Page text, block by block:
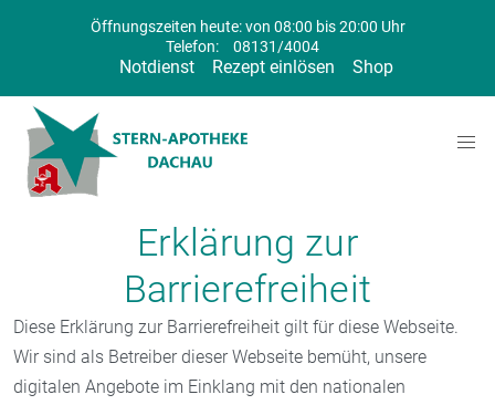
Öffnungszeiten heute: von 08:00 bis 20:00 Uhr
Telefon:
08131/4004
Notdienst Rezept einlösen Shop
Erklärung zur
Barrierefreiheit
Diese Erklärung zur Barrierefreiheit gilt für diese Webseite.
Wir sind als Betreiber dieser Webseite bemüht, unsere
digitalen Angebote im Einklang mit den nationalen